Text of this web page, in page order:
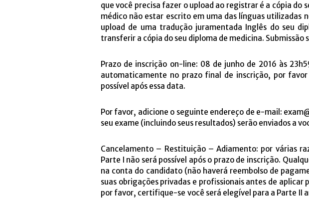
que você precisa fazer o upload ao registrar é a cópia do
médico não estar escrito em uma das línguas utilizadas
upload de uma tradução juramentada Inglês do seu
transferir a cópia do seu diploma de medicina. Submissão
Prazo de inscrição on-line: 08 de junho de 2016 às
automaticamente no prazo final de inscrição, por
possível após essa data.
Por favor, adicione o seguinte endereço de e-mail:
seu exame (incluindo seus resultados) serão enviados a
Cancelamento – Restituição – Adiamento: por várias
Parte I não será possível após o prazo de inscrição.
na conta do candidato (não haverá reembolso de
suas obrigações privadas e profissionais antes de aplicar
por favor, certifique-se você será elegível para a Parte II